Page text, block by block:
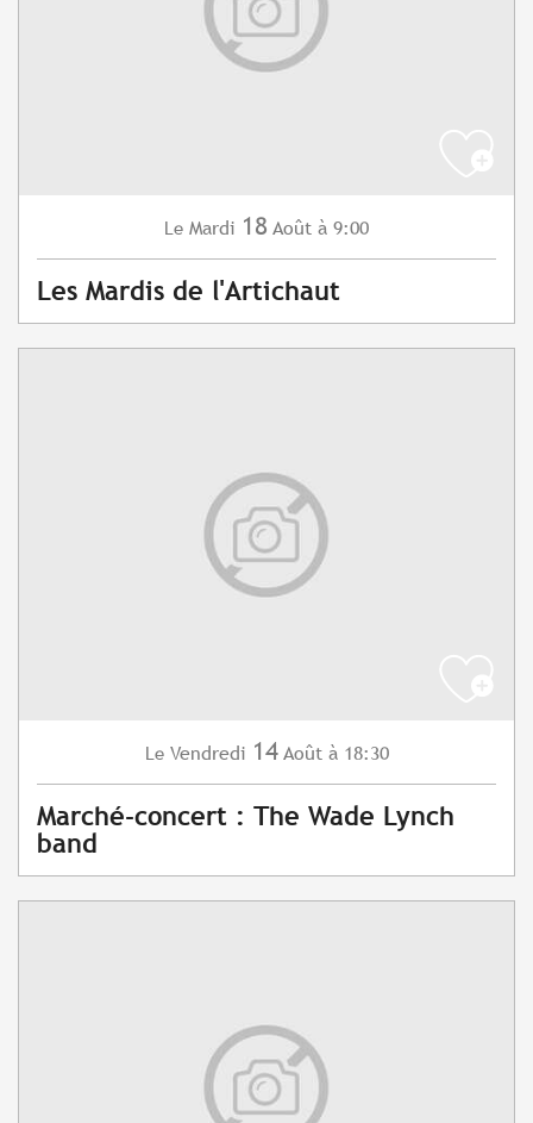
Le Mardi 18 Août à 9:00
Les Mardis de l'Artichaut
Le Vendredi 14 Août à 18:30
Marché-concert : The Wade Lynch
band